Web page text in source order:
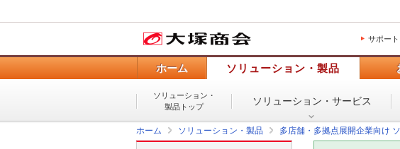
サポート
ホーム ソリューション・製品
ソリューション・
製品トップ
ソリューション・ サービス
ホーム ソリューション・製品 多店舗・多拠点展開企業向け